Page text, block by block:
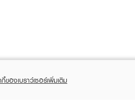
ของเบราว์เซอร์เพิ่มเติม